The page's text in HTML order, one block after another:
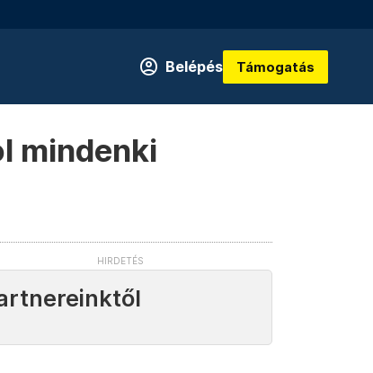
Belépés Támogatás
mindenki